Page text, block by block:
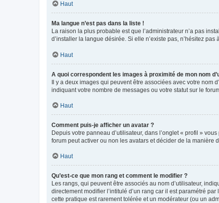
Haut
Ma langue n’est pas dans la liste !
La raison la plus probable est que l’administrateur n’a pas
d’installer la langue désirée. Si elle n’existe pas, n’hésitez
Haut
A quoi correspondent les images à proximité de mon nom
Il y a deux images qui peuvent être associées avec votre nom
indiquant votre nombre de messages ou votre statut sur le
Haut
Comment puis-je afficher un avatar ?
Depuis votre panneau d’utilisateur, dans l’onglet « profil »
forum peut activer ou non les avatars et décider de la manière
Haut
Qu’est-ce que mon rang et comment le modifier ?
Les rangs, qui peuvent être associés au nom d’utilisateur,
directement modifier l’intitulé d’un rang car il est paramétré
cette pratique est rarement tolérée et un modérateur (ou un